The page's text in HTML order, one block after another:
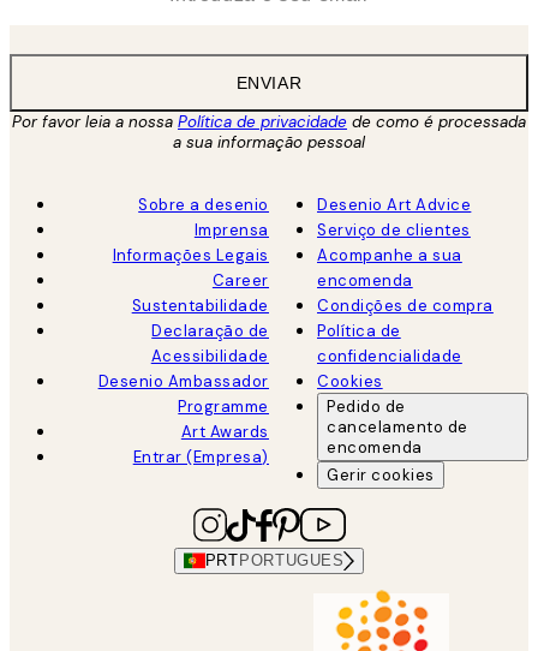
ENVIAR
Por favor leia a nossa Política de privacidade de como é processada
a sua informação pessoal
Sobre a desenio
Imprensa
Informações Legais
Career
Sustentabilidade
Declaração de
Acessibilidade
Desenio Ambassador
Programme
Art Awards
Entrar (Empresa)
Desenio Art Advice
Serviço de clientes
Acompanhe a sua
encomenda
Condições de compra
Política de
confidencialidade
Cookies
Pedido de
cancelamento de
encomenda
Gerir cookies
PRT PORTUGUES